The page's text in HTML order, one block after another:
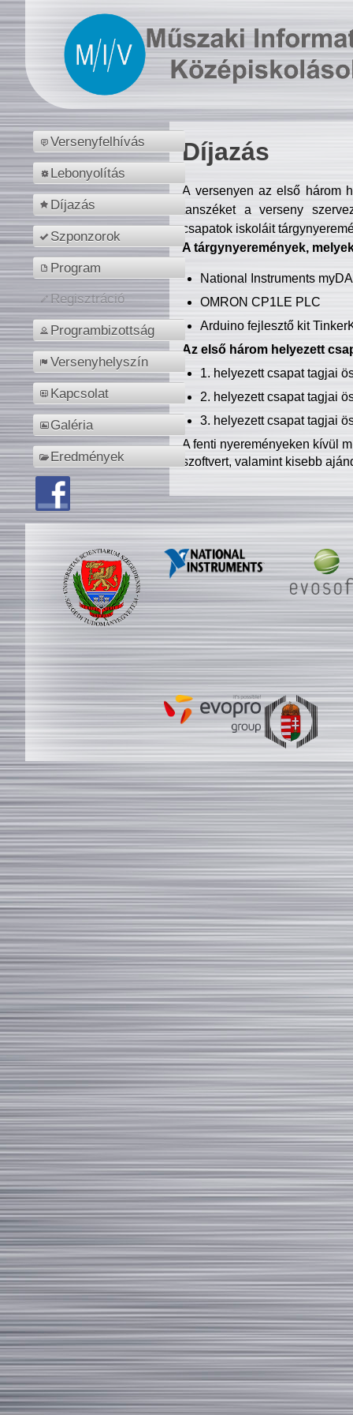
Versenyfelhívás
Lebonyolítás
Díjazás
Szponzorok
Program
Regisztráció
Programbizottság
Versenyhelyszín
Kapcsolat
Galéria
Eredmények
Díjazás
A versenyen az első három
tanszéket a verseny
csapatok iskoláit
A tárgynyeremények,
National Instruments
OMRON CP1LE PLC
Arduino fejlesztő kit
Az első három helyezett
1. helyezett csapat tagjai
2. helyezett csapat tagjai
3. helyezett csapat tagjai
A fenti nyereményeken kívül
szoftvert, valamint kisebb